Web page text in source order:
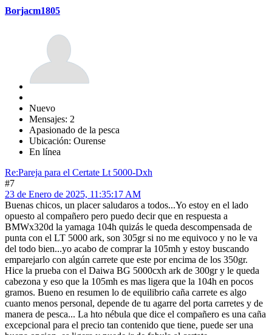
Borjacm1805
Nuevo
Mensajes: 2
Apasionado de la pesca
Ubicación: Ourense
En línea
Re:Pareja para el Certate Lt 5000-Dxh
#7
23 de Enero de 2025, 11:35:17 AM
Buenas chicos, un placer saludaros a todos...Yo estoy en el lado
opuesto al compañero pero puedo decir que en respuesta a
BMWx320d la yamaga 104h quizás le queda descompensada de
punta con el LT 5000 ark, son 305gr si no me equivoco y no le va
del todo bien...yo acabo de comprar la 105mh y estoy buscando
emparejarlo con algún carrete que este por encima de los 350gr.
Hice la prueba con el Daiwa BG 5000cxh ark de 300gr y le queda
cabezona y eso que la 105mh es mas ligera que la 104h en pocos
gramos. Bueno en resumen lo de equilibrio caña carrete es algo
cuanto menos personal, depende de tu agarre del porta carretes y de
manera de pesca... La hto nébula que dice el compañero es una caña
excepcional para el precio tan contenido que tiene, puede ser una